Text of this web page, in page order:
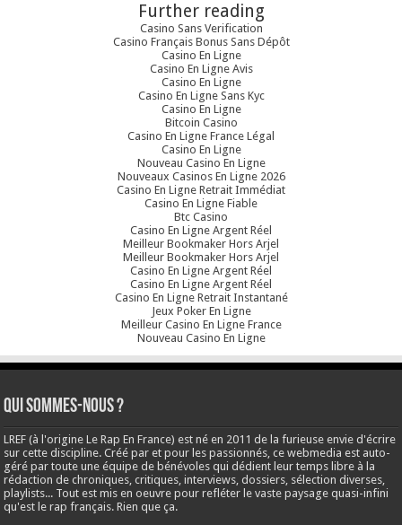
Further reading
Casino Sans Verification
Casino Français Bonus Sans Dépôt
Casino En Ligne
Casino En Ligne Avis
Casino En Ligne
Casino En Ligne Sans Kyc
Casino En Ligne
Bitcoin Casino
Casino En Ligne France Légal
Casino En Ligne
Nouveau Casino En Ligne
Nouveaux Casinos En Ligne 2026
Casino En Ligne Retrait Immédiat
Casino En Ligne Fiable
Btc Casino
Casino En Ligne Argent Réel
Meilleur Bookmaker Hors Arjel
Meilleur Bookmaker Hors Arjel
Casino En Ligne Argent Réel
Casino En Ligne Argent Réel
Casino En Ligne Retrait Instantané
Jeux Poker En Ligne
Meilleur Casino En Ligne France
Nouveau Casino En Ligne
Qui sommes-nous ?
LREF (à l'origine Le Rap En France) est né en 2011 de la furieuse envie d'écrire
sur cette discipline. Créé par et pour les passionnés, ce webmedia est auto-
géré par toute une équipe de bénévoles qui dédient leur temps libre à la
rédaction de chroniques, critiques, interviews, dossiers, sélection diverses,
playlists... Tout est mis en oeuvre pour refléter le vaste paysage quasi-infini
qu'est le rap français. Rien que ça.